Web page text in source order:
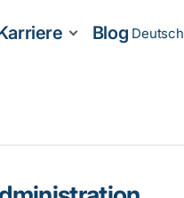
Deutsch
Blog